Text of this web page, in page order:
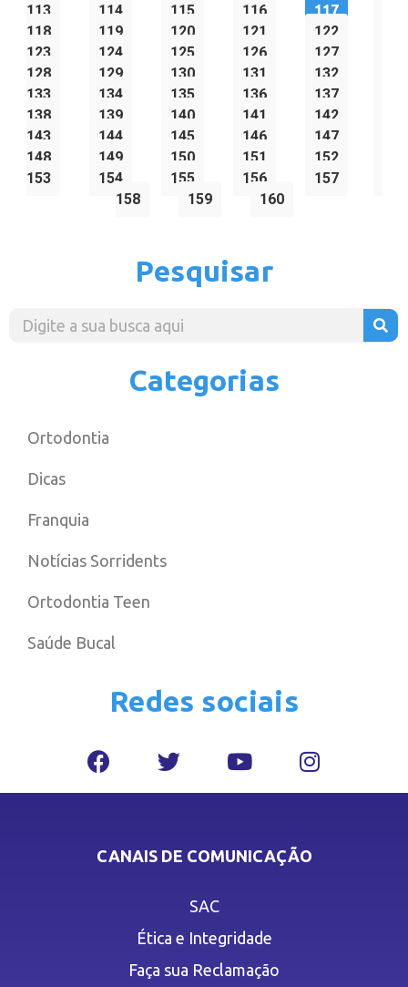
113
114 115 116 117
118 119 120 121
122
123
124 125 126
127
128
129 130 131
132
133
134 135 136
137
138
139 140 141
142
143
144 145 146
147
148
149 150 151
152
153
154 155 156
157
158
159 160
Pesquisar
Categorias
Ortodontia
Dicas
Franquia
Notícias Sorridents
Ortodontia Teen
Saúde Bucal
Redes sociais
CANAIS DE COMUNICAÇÃO
SAC
Ética e Integridade
Faça sua Reclamação